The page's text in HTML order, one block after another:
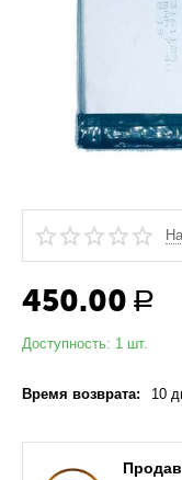
450.00 Р
Доступность: 1 шт.
Время возврата: 10